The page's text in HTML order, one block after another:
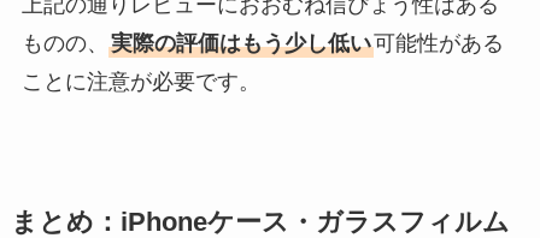
ものの、 実際の評価はもう少し低い可能性がある
ことに注意が必要です。
まとめ：iPhoneケース・ガラスフィルム